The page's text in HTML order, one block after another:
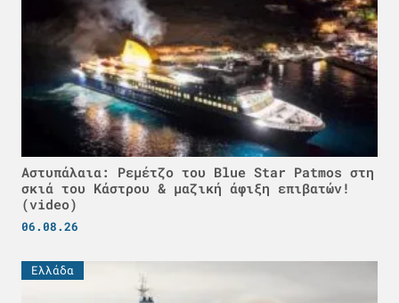
Αστυπάλαια: Ρεμέτζο του Blue Star Patmos στη
σκιά του Κάστρου & μαζική άφιξη επιβατών!
(video)
06.08.26
Ελλάδα